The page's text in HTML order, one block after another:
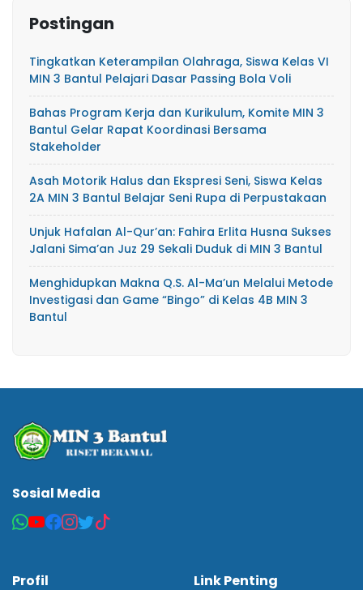
Postingan
Tingkatkan Keterampilan Olahraga, Siswa Kelas VI
MIN 3 Bantul Pelajari Dasar Passing Bola Voli
Bahas Program Kerja dan Kurikulum, Komite MIN 3
Bantul Gelar Rapat Koordinasi Bersama
Stakeholder
Asah Motorik Halus dan Ekspresi Seni, Siswa Kelas
2A MIN 3 Bantul Belajar Seni Rupa di Perpustakaan
Unjuk Hafalan Al-Qur’an: Fahira Erlita Husna Sukses
Jalani Sima’an Juz 29 Sekali Duduk di MIN 3 Bantul
Menghidupkan Makna Q.S. Al-Ma’un Melalui Metode
Investigasi dan Game “Bingo” di Kelas 4B MIN 3
Bantul
Sosial Media
Profil Link Penting